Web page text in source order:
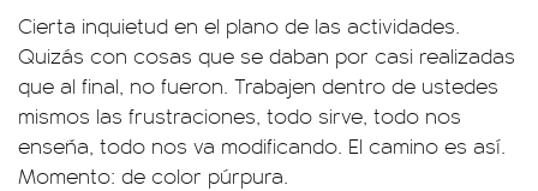
Cierta inquietud en el plano de las actividades.
Quizás con cosas que se daban por casi realizadas
que al final, no fueron. Trabajen dentro de ustedes
mismos las frustraciones, todo sirve, todo nos
enseña, todo nos va modificando. El camino es así.
Momento: de color púrpura.